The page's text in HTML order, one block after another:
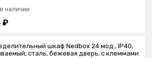
наличии
₽
шкаф Nedbox 24 мод., IP40,
сталь, бежевая дверь, с клеммами